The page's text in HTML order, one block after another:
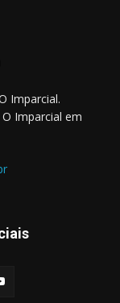
Imparcial.
Imparcial em